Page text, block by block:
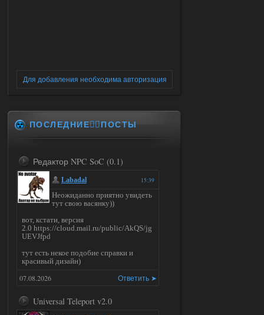
Для добавления необходима авторизация
ПОСЛЕДНИЕ✍🏻ПОСТЫ
Редактор NPC SoC (0.1)
15:39
Labadal
Неожиданно приятно увидеть
тут свою васянку))
вот, кстати, версия
2.0 https://cloud.mail.ru/public/AkQS/jg
UEVJfpd
тут есть некое подобие справки и
красивый дизайн)
Ответить ➤
07.08.2026
Universal Teleport v2.0